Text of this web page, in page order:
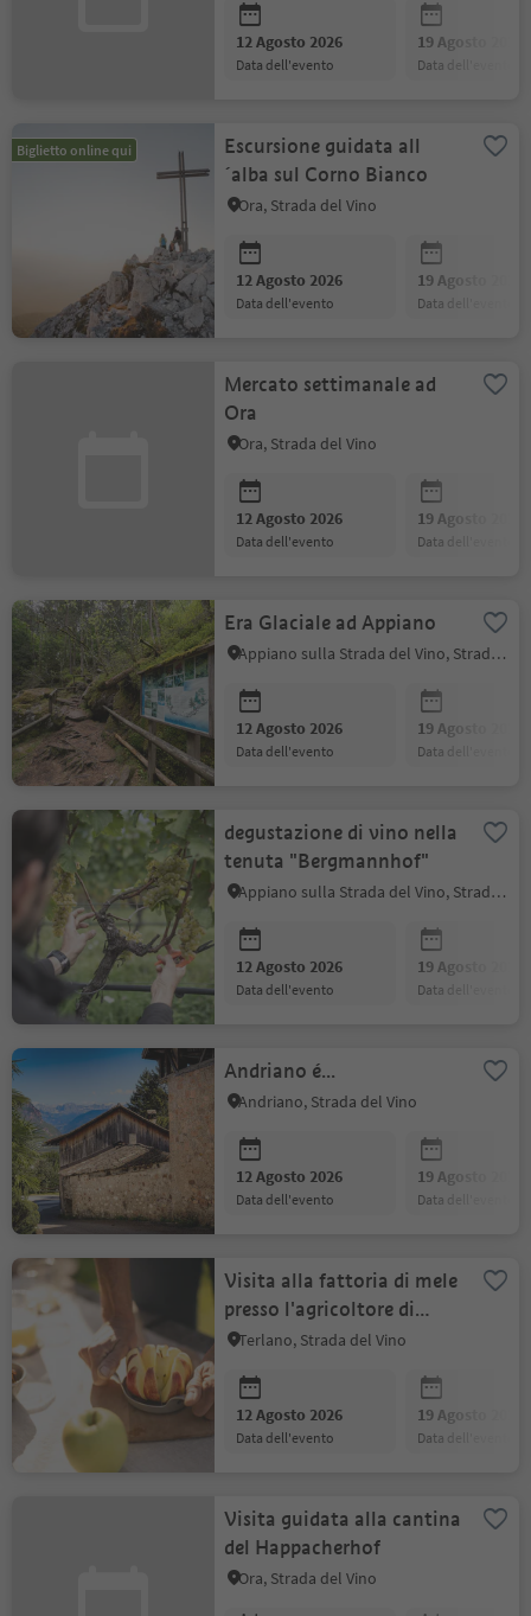
12 Agosto 2026
data dell'evento
19 Agosto 2026
data dell'evento
Biglietto online qui
Escursione guidata all
´alba sul Corno Bianco
Ora, Strada del Vino
12 Agosto 2026
data dell'evento
19 Agosto 2026
data dell'evento
Mercato settimanale ad
Ora
Ora, Strada del Vino
12 Agosto 2026
data dell'evento
19 Agosto 2026
data dell'evento
Era Glaciale ad Appiano
Appiano sulla Strada del Vino, Strada del Vino
12 Agosto 2026
data dell'evento
19 Agosto 2026
data dell'evento
degustazione di vino nella
tenuta "Bergmannhof"
Appiano sulla Strada del Vino, Strada del Vino
12 Agosto 2026
data dell'evento
19 Agosto 2026
data dell'evento
Andriano é...
Andriano, Strada del Vino
12 Agosto 2026
data dell'evento
19 Agosto 2026
data dell'evento
Visita alla fattoria di mele
presso l'agricoltore di
frutta a Terlano
Terlano, Strada del Vino
12 Agosto 2026
data dell'evento
19 Agosto 2026
data dell'evento
Visita guidata alla cantina
del Happacherhof
Ora, Strada del Vino